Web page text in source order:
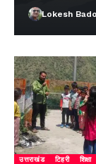
Lokesh
उत्तराखंड टिहरी शिक्षा